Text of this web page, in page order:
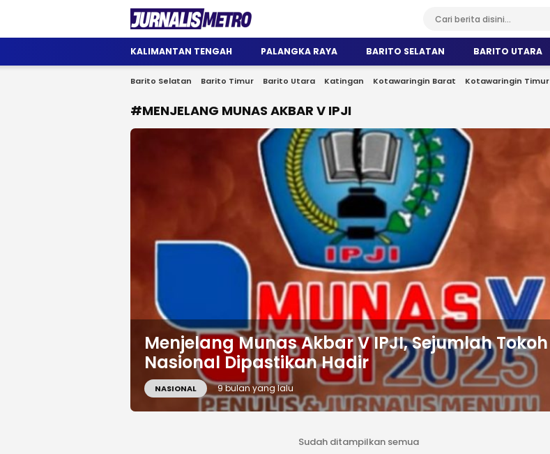
Jurnalis Metro
Satu Wadah Informasi
KALIMANTAN TENGAH PALANGKA RAYA BARITO SELATAN BARITO UTARA
Barito Selatan Barito Timur Barito Utara Katingan Kotawaringin Barat Kotawaringin Timur
#MENJELANG MUNAS AKBAR V IPJI
Menjelang Munas Akbar V IPJI, Sejumlah Tokoh
Nasional Dipastikan Hadir
NASIONAL 9 bulan yang lalu
Sudah ditampilkan semua